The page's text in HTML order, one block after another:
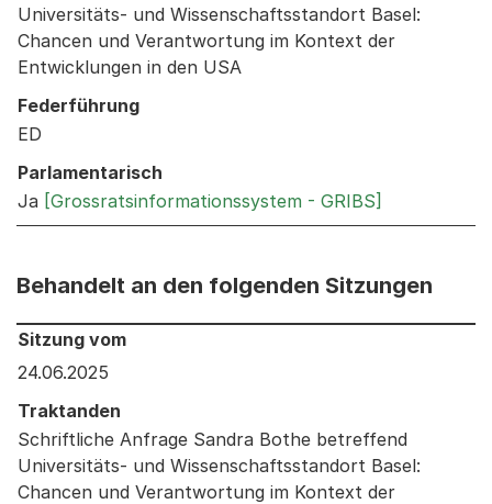
Universitäts- und Wissenschaftsstandort Basel:
Chancen und Verantwortung im Kontext der
Entwicklungen in den USA
Federführung
ED
Parlamentarisch
Ja [Grossratsinformationssystem - GRIBS]
Behandelt an den folgenden Sitzungen
Behandelt an den folgenden Sitzungen: Informationen
Sitzung vom
24.06.2025
Traktanden
Schriftliche Anfrage Sandra Bothe betreffend
Universitäts- und Wissenschaftsstandort Basel:
Chancen und Verantwortung im Kontext der